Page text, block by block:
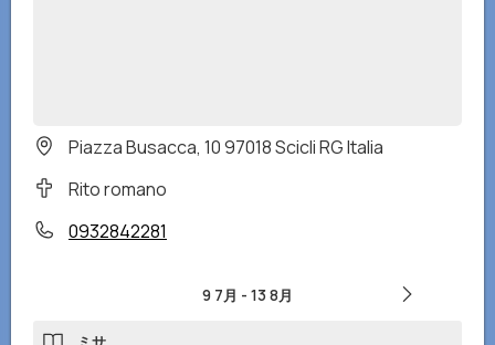
Piazza Busacca, 10 97018 Scicli RG Italia
Rito romano
0932842281
9 7月 - 13 8月